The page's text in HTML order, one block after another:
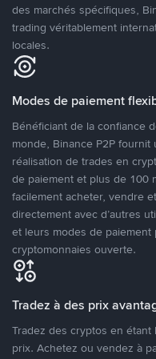
des marchés spécifiques,
trading véritablement
locales.
Modes de paiement
Bénéficiant de la confiance
monde, Binance P2P
réalisation de trades en
de paiement et plus de 100
facilement acheter, vendre
directement avec d’autres
et leurs modes de
cryptomonnaies ouverte.
Tradez à des prix
Tradez des cryptos en étant
prix. Achetez ou vendez à